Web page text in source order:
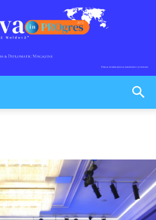
în
PROgres